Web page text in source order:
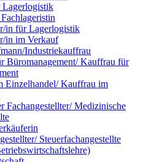
Lagerlogistik
in für Lagerlogistik
in im Verkauf
Industriekauffrau
Büromanagement/ Kauffrau für
Einzelhandel/ Kauffrau im
Fachangestellter/ Medizinische
Steuerfachangestellte